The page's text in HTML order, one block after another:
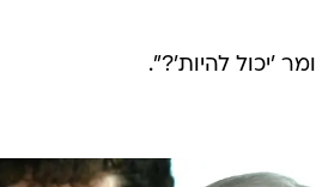
'יכול להיות'?".